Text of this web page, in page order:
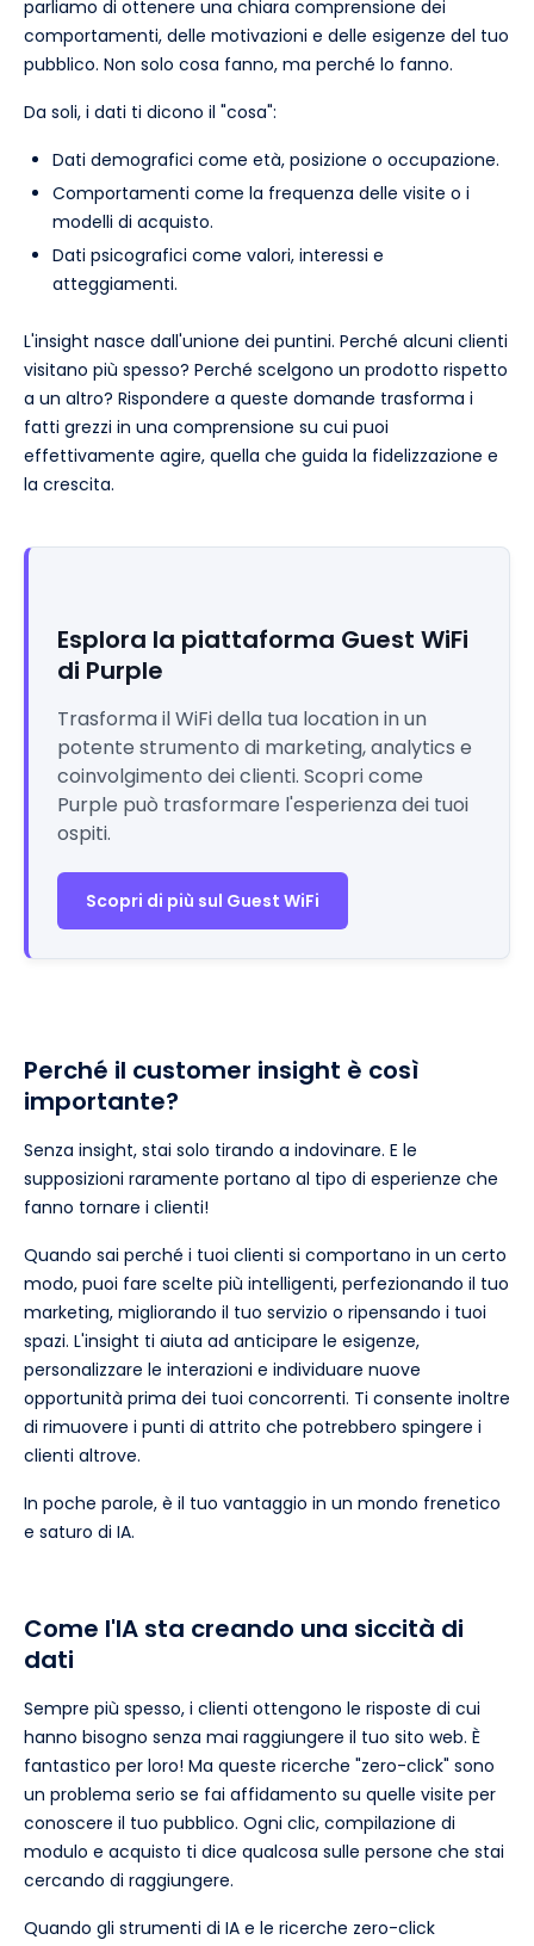
parliamo di ottenere una chiara comprensione dei
comportamenti, delle motivazioni e delle esigenze del tuo
pubblico. Non solo cosa fanno, ma perché lo fanno.
Da soli, i dati ti dicono il "cosa":
Dati demografici come età, posizione o occupazione.
Comportamenti come la frequenza delle visite o i
modelli di acquisto.
Dati psicografici come valori, interessi e
atteggiamenti.
L'insight nasce dall'unione dei puntini. Perché alcuni clienti
visitano più spesso? Perché scelgono un prodotto rispetto
a un altro? Rispondere a queste domande trasforma i
fatti grezzi in una comprensione su cui puoi
effettivamente agire, quella che guida la fidelizzazione e
la crescita.
Esplora la piattaforma Guest WiFi
di Purple
Trasforma il WiFi della tua location in un
potente strumento di marketing, analytics e
coinvolgimento dei clienti. Scopri come
Purple può trasformare l'esperienza dei tuoi
ospiti.
Scopri di più sul Guest WiFi
Perché il customer insight è così
importante?
Senza insight, stai solo tirando a indovinare. E le
supposizioni raramente portano al tipo di esperienze che
fanno tornare i clienti!
Quando sai perché i tuoi clienti si comportano in un certo
modo, puoi fare scelte più intelligenti, perfezionando il tuo
marketing, migliorando il tuo servizio o ripensando i tuoi
spazi. L'insight ti aiuta ad anticipare le esigenze,
personalizzare le interazioni e individuare nuove
opportunità prima dei tuoi concorrenti. Ti consente inoltre
di rimuovere i punti di attrito che potrebbero spingere i
clienti altrove.
In poche parole, è il tuo vantaggio in un mondo frenetico
e saturo di IA.
Come l'IA sta creando una siccità di
dati
Sempre più spesso, i clienti ottengono le risposte di cui
hanno bisogno senza mai raggiungere il tuo sito web. È
fantastico per loro! Ma queste ricerche "zero-click" sono
un problema serio se fai affidamento su quelle visite per
conoscere il tuo pubblico. Ogni clic, compilazione di
modulo e acquisto ti dice qualcosa sulle persone che stai
cercando di raggiungere.
Quando gli strumenti di IA e le ricerche zero-click